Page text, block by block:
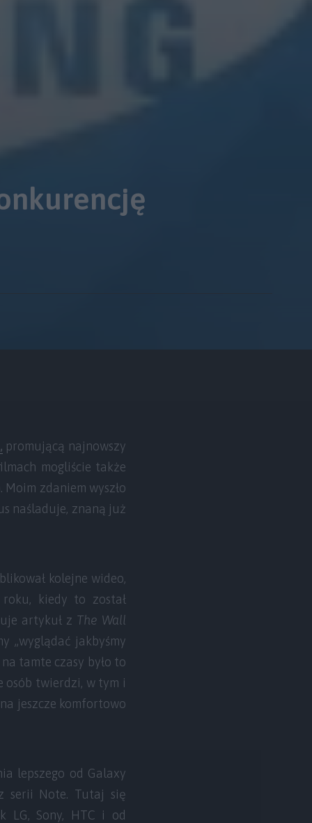
„ promującą najnowszy
mogliście także
zdaniem wyszło
naśladuje, znaną już
kolejne wideo,
kiedy to został
artykuł z The Wall
„wyglądać jakbyśmy
tamte czasy było to
osób twierdzi, w tym i
jeszcze komfortowo
lepszego od Galaxy
serii Note. Tutaj się
LG, Sony, HTC i od